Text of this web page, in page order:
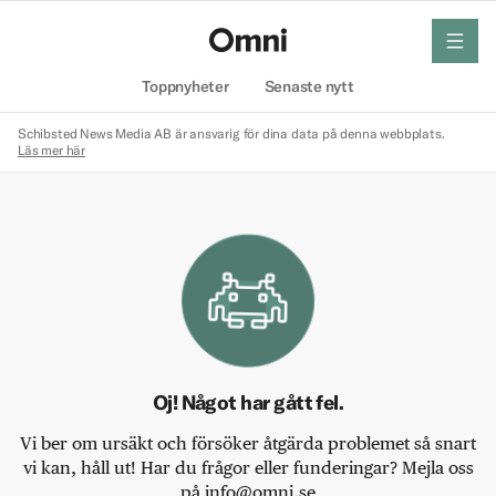
Toppnyheter Senaste nytt
meny
Schibsted News Media AB är ansvarig för dina data på denna webbplats.
Läs mer här
Oj! Något har gått fel.
Vi ber om ursäkt och försöker åtgärda problemet så snart
vi kan, håll ut! Har du frågor eller funderingar? Mejla oss